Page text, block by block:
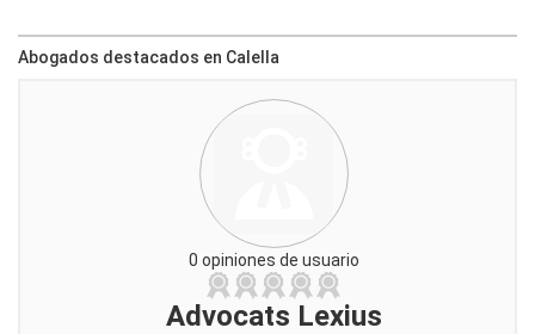
Abogados destacados en Calella
0 opiniones de usuario
Advocats Lexius